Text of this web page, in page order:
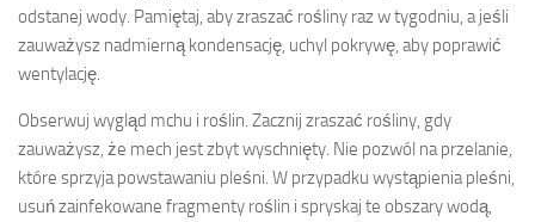
odstanej wody. Pamiętaj, aby zraszać rośliny raz w tygodniu, a jeśli
zauważysz nadmierną kondensację, uchyl pokrywę, aby poprawić
wentylację.
Obserwuj wygląd mchu i roślin. Zacznij zraszać rośliny, gdy
zauważysz, że mech jest zbyt wyschnięty. Nie pozwól na przelanie,
które sprzyja powstawaniu pleśni. W przypadku wystąpienia pleśni,
usuń zainfekowane fragmenty roślin i spryskaj te obszary wodą,